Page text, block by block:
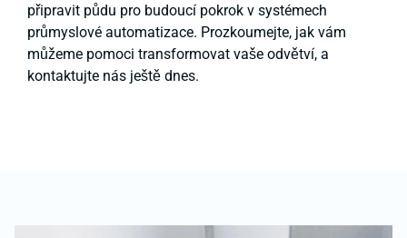
připravit půdu pro budoucí pokrok v systémech
průmyslové automatizace. Prozkoumejte, jak vám
můžeme pomoci transformovat vaše odvětví, a
kontaktujte nás ještě dnes.